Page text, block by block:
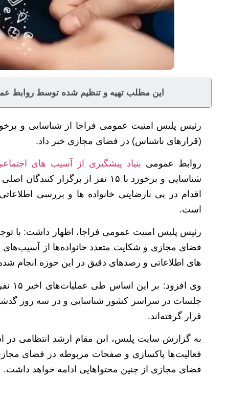
این مطلب تهیه و تنظیم شده توسط روابط
(قرارهای ناشناس) در فضای مجازی خبر داد.
روابط عمومی بنیاد پیشگیری از آسیب های
شناسایی و برخورد با ۱۵ نفر از
اقدام در پی نارضایتی خانواده ها و بررسی
است.
رئیس پلیس امنیت عمومی فراجا، اظهار داشت: با
فضای مجازی و شکایت متعدد خانواده‌ها از
های اطلاعاتی و رصدهای دقیق در این حوزه انجام
وی
جلسات در سراسر کشور شناسایی و در سه روز
قرار گرفته‌اند.
به گزارش سایت پلیس، این مقام ارشد انتظامی در
فعالیت‌ها پاکسازی و صفحات مربوطه در فضای
فضای مجازی از چنین محتواهایی ادامه خواهد داشت.